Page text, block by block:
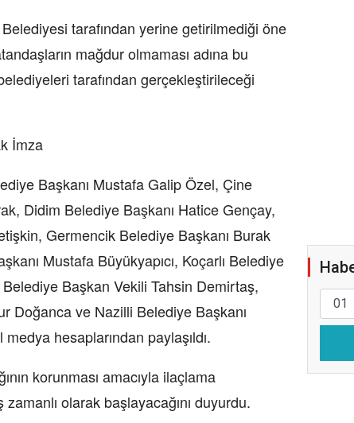
tarafından yerine getirilmediği öne
mağdur olmaması adına bu
tarafından gerçekleştirileceği
İmza
Başkanı Mustafa Galip Özel, Çine
Didim Belediye Başkanı Hatice Gençay,
Germencik Belediye Başkanı Burak
Mustafa Büyükyapıcı, Koçarlı Belediye
Belediye Başkan Vekili Tahsin Demirtaş,
Doğanca ve Nazilli Belediye Başkanı
hesaplarından paylaşıldı.
korunması amacıyla ilaçlama
zamanlı olarak başlayacağını duyurdu.